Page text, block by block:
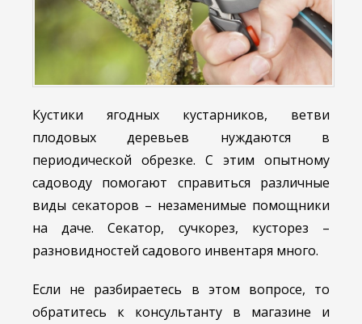
Кустики ягодных кустарников, ветви
плодовых деревьев нуждаются в
периодической обрезке. С этим опытному
садоводу помогают справиться различные
виды секаторов – незаменимые помощники
на даче. Секатор, сучкорез, кусторез –
разновидностей садового инвентаря много.
Если не разбираетесь в этом вопросе, то
обратитесь к консультанту в магазине и